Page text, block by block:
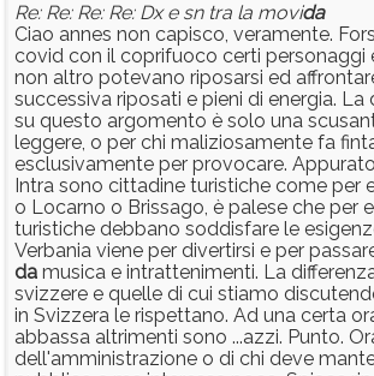
Re: Re: Re: Re: Dx e sn tra la movida
Ciao annes non capisco, veramente.
covid con il coprifuoco certi personaggi
non altro potevano riposarsi ed
successiva riposati e pieni di energia. La
su questo argomento è solo una
leggere, o per chi maliziosamente fa
esclusivamente per provocare.
Intra sono cittadine turistiche come per
o Locarno o Brissago, è palese che per
turistiche debbano soddisfare le
Verbania viene per divertirsi e per
da musica e intrattenimenti. La
svizzere e quelle di cui stiamo
in Svizzera le rispettano. Ad una certa
abbassa altrimenti sono ...azzi. Punto.
dell'amministrazione o di chi deve